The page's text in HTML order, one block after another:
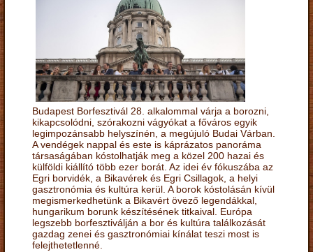
Budapest Borfesztivál 28. alkalommal várja a borozni,
kikapcsolódni, szórakozni vágyókat a főváros egyik
legimpozánsabb helyszínén, a megújuló Budai Várban.
A vendégek nappal és este is káprázatos panoráma
társaságában kóstolhatják meg a közel 200 hazai és
külföldi kiállító több ezer borát. Az idei év fókuszába az
Egri borvidék, a Bikavérek és Egri Csillagok, a helyi
gasztronómia és kultúra kerül. A borok kóstolásán kívül
megismerkedhetünk a Bikavért övező legendákkal,
hungarikum borunk készítésének titkaival. Európa
legszebb borfesztiválján a bor és kultúra találkozását
gazdag zenei és gasztronómiai kínálat teszi most is
felejthetetlenné.